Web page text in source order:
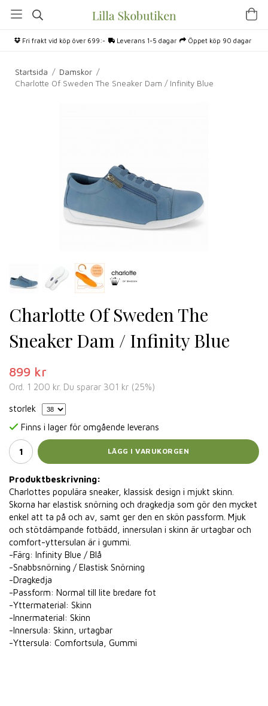
Fri frakt vid köp över 699:- Leverans 1-5 dagar Öppet köp 90 dagar
Startsida / Damskor /
Charlotte Of Sweden The Sneaker Dam / Infinity Blue
Charlotte Of Sweden The
Sneaker Dam / Infinity Blue
899 kr
Ord. 1 200 kr. Du sparar 301 kr (25%)
storlek
Finns i lager för omgående leverans
LÄGG I VARUKORGEN
Produktbeskrivning:
Charlottes populära sneaker, klassisk design i mjukt skinn.
Skorna har elastisk snörning och dragkedja som gör den mycket
enkel att ta på och av, samt ger den en skön passform. Mjuk
och stötdämpande fotbädd, innersulan i skinn är urtagbar och
comfort-yttersulan är i gummi.
-Färg: Infinity Blue / Blå
-Snabbsnörning / Elastisk Snörning
-Dragkedja
-Passform: Normal till lite bredare fot
-Yttermaterial: Skinn
-Innermaterial: Skinn
-Innersula: Skinn, urtagbar
-Yttersula: Comfortsula, Gummi